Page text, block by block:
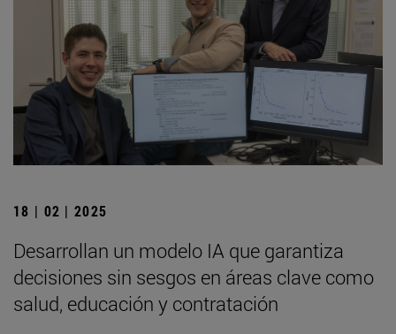
18 | 02 | 2025
Desarrollan un modelo IA que garantiza
decisiones sin sesgos en áreas clave como
salud, educación y contratación